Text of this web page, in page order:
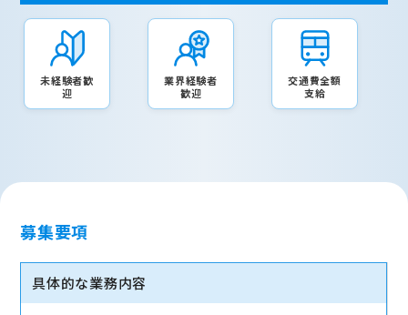
未経験者歓
迎
業界経験者
歓迎
交通費全額
支給
募集要項
具体的な業務内容